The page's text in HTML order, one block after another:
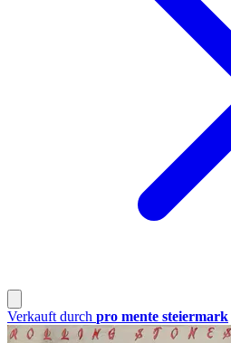
Verkauft durch pro mente steiermark